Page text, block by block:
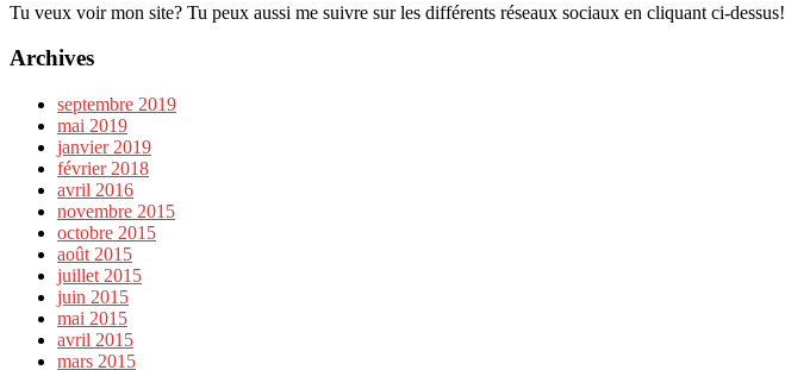
Tu veux voir mon site? Tu peux aussi me suivre sur les différents réseaux sociaux en cliquant ci-dessus!
Archives
septembre 2019
mai 2019
janvier 2019
février 2018
avril 2016
novembre 2015
octobre 2015
août 2015
juillet 2015
juin 2015
mai 2015
avril 2015
mars 2015